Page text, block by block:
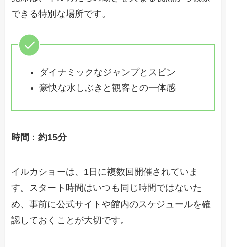
できる特別な場所です。
ダイナミックなジャンプとスピン
豪快な水しぶきと観客との一体感
時間 ：約15分
イルカショーは、1日に複数回開催されていま
す。スタート時間はいつも同じ時間ではないた
め、事前に公式サイトや館内のスケジュールを確
認しておくことが大切です。